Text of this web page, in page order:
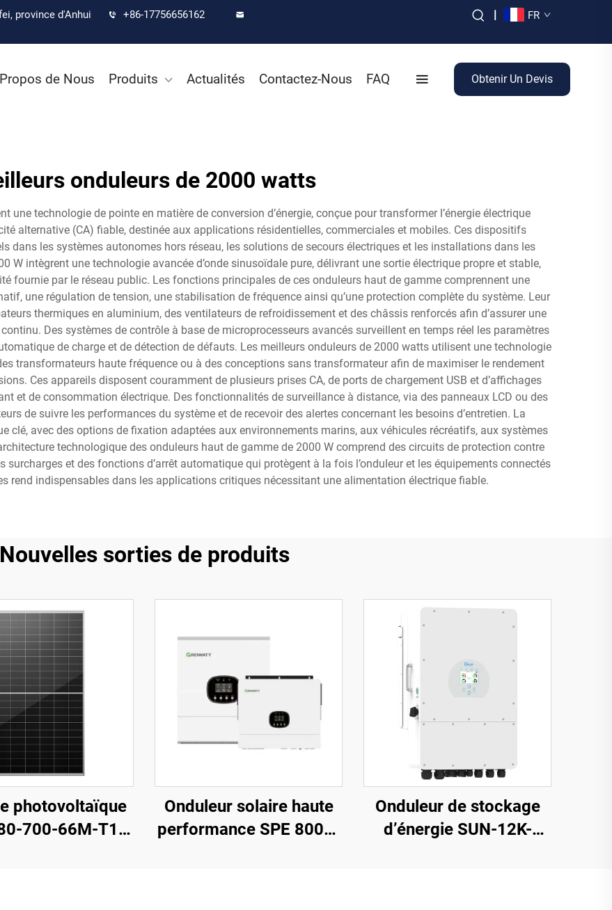
province d'Anhui
+86-17756656162
| FR
de Nous Produits Actualités Contactez-Nous FAQ Obtenir Un Devis
onduleurs de 2000 watts
une technologie de pointe en matière de conversion d’énergie, conçue pour transformer l’énergie électrique
alternative (CA) fiable, destinée aux applications résidentielles, commerciales et mobiles. Ces dispositifs
dans les systèmes autonomes hors réseau, les solutions de secours électriques et les installations dans les
W intègrent une technologie avancée d’onde sinusoïdale pure, délivrant une sortie électrique propre et stable,
fournie par le réseau public. Les fonctions principales de ces onduleurs haut de gamme comprennent une
une régulation de tension, une stabilisation de fréquence ainsi qu’une protection complète du système. Leur
thermiques en aluminium, des ventilateurs de refroidissement et des châssis renforcés afin d’assurer une
Des systèmes de contrôle à base de microprocesseurs avancés surveillent en temps réel les paramètres
de charge et de détection de défauts. Les meilleurs onduleurs de 2000 watts utilisent une technologie
transformateurs haute fréquence ou à des conceptions sans transformateur afin de maximiser le rendement
Ces appareils disposent couramment de plusieurs prises CA, de ports de chargement USB et d’affichages
et de consommation électrique. Des fonctionnalités de surveillance à distance, via des panneaux LCD ou des
de suivre les performances du système et de recevoir des alertes concernant les besoins d’entretien. La
clé, avec des options de fixation adaptées aux environnements marins, aux véhicules récréatifs, aux systèmes
technologique des onduleurs haut de gamme de 2000 W comprend des circuits de protection contre
surcharges et des fonctions d’arrêt automatique qui protègent à la fois l’onduleur et les équipements connectés
rend indispensables dans les applications critiques nécessitant une alimentation électrique fiable.
Nouvelles sorties de produits
photovoltaïque
700-66M-T12
Onduleur solaire haute
performance SPE 8000-
Onduleur de stockage
d’énergie SUN-12K-